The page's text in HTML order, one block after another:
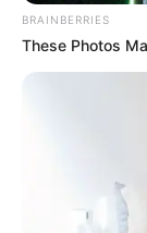
DIVERSAS
BRAINBERRIES
These Photos